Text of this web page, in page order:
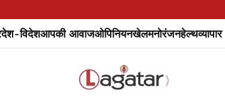
देश-विदेशआपकी आवाजओपिनियनखेलमनोरंजनहेल्थव्यापार